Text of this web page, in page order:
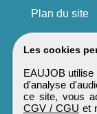
Les cookies
EAUJOB
d'analyse
ce site, vous
CGV / CGU et
Plan du site